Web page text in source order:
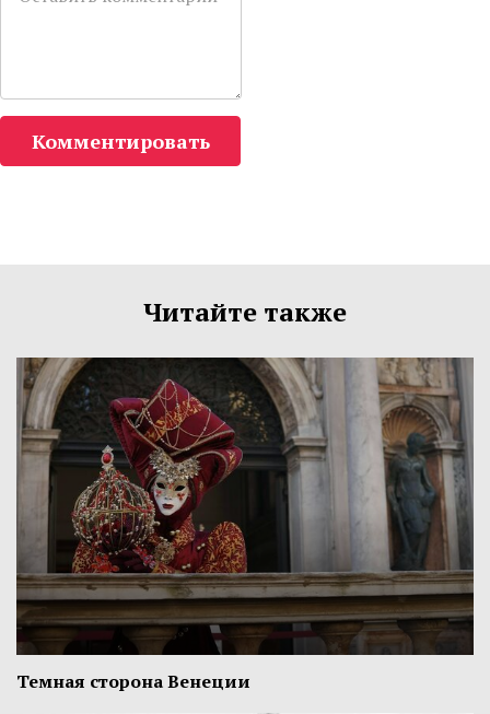
Комментировать
Читайте также
Темная сторона Венеции